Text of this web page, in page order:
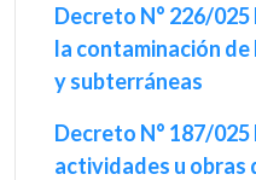
Decreto N° 226/
la contaminación
y subterráneas
Decreto N° 187/
actividades u obras